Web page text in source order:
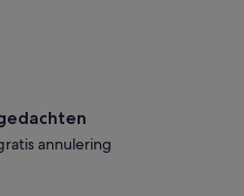
annulering